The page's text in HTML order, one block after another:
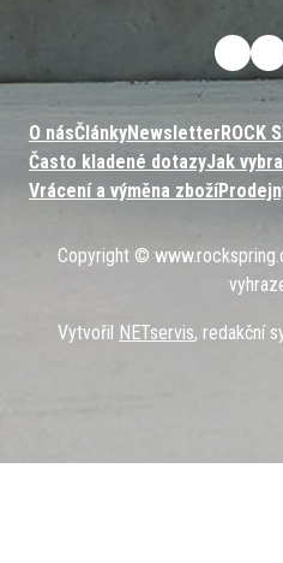
O násČlánkyNewsletter ROCK
Často kladené dotazyJak
Vrácení a výměna zboží
Copyright ©
Vytvořil NETservis, redakční